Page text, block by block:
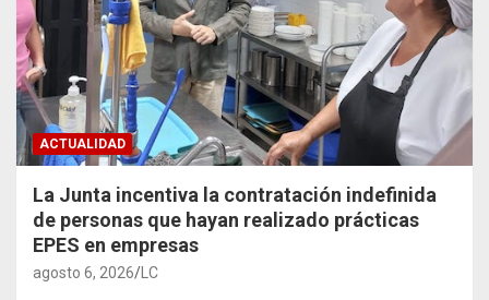
ACTUALIDAD
La Junta incentiva la contratación indefinida
de personas que hayan realizado prácticas
EPES en empresas
agosto 6, 2026 LC